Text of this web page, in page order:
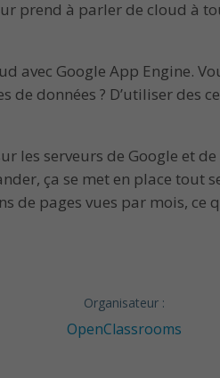
prend à parler de cloud à
Google App Engine.
données ? D’utiliser des
les serveurs de Google et
ça se met en place tout
de pages vues par mois, ce
Organisateur :
OpenClassrooms